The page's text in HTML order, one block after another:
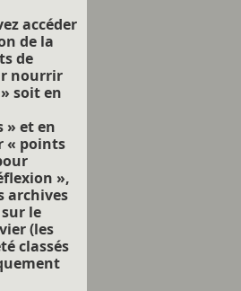
accéder
de la
de
nourrir
soit en
» et en
« points
»,
archives
le
(les
classés